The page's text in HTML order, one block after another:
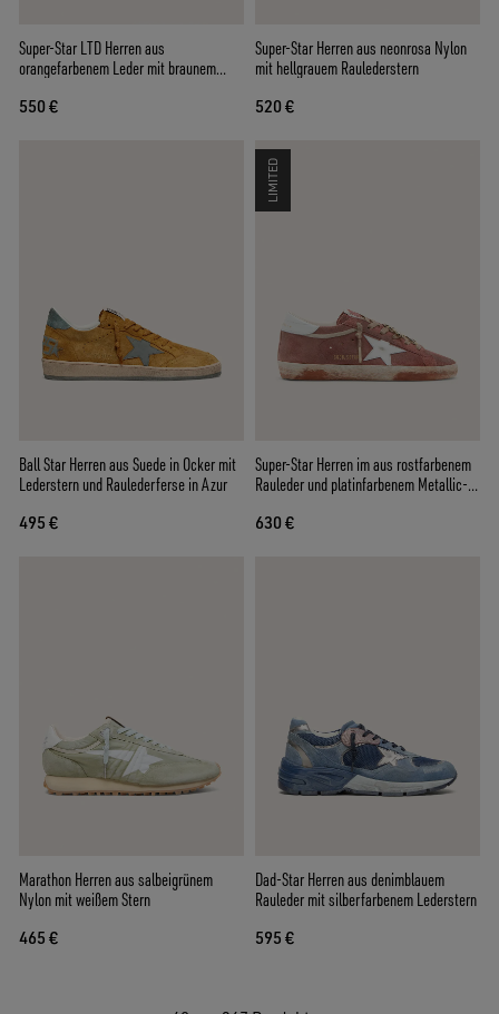
Super-Star LTD Herren aus
orangefarbenem Leder mit braunem
550 €
Super-Star Herren aus neonrosa Nylon
mit hellgrauem Raulederstern
520 €
Ball Star Herren aus Suede in Ocker mit
Lederstern und Raulederferse in Azur
495 €
LIMITED
Super-Star Herren im aus rostfarbenem
Rauleder und platinfarbenem Metallic-
630 €
Marathon Herren aus salbeigrünem
Nylon mit weißem Stern
465 €
Dad-Star Herren aus denimblauem
Rauleder mit silberfarbenem Lederstern
595 €